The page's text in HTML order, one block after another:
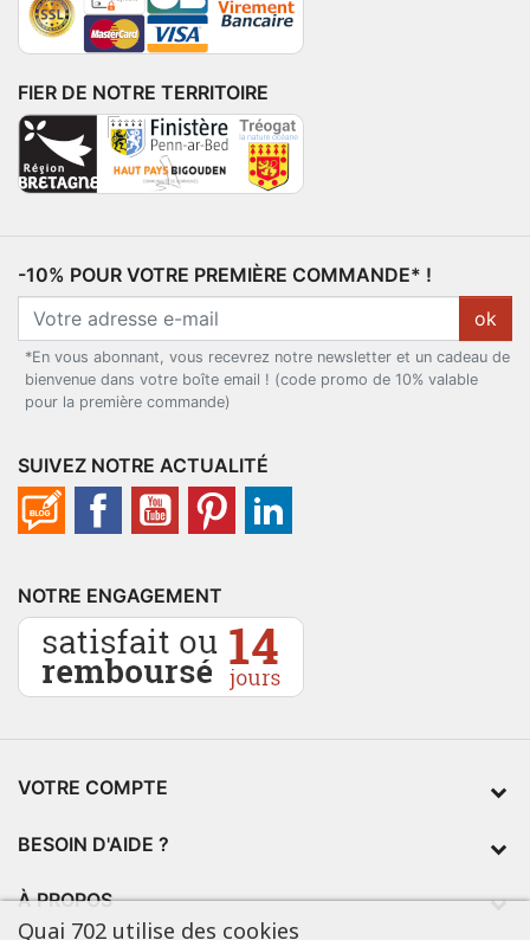
FIER DE NOTRE TERRITOIRE
-10% POUR VOTRE PREMIÈRE COMMANDE* !
ok
*En vous abonnant, vous recevrez notre newsletter et un cadeau de
bienvenue dans votre boîte email ! (code promo de 10% valable
pour la première commande)
SUIVEZ NOTRE ACTUALITÉ
NOTRE ENGAGEMENT
VOTRE COMPTE
BESOIN D'AIDE ?
À PROPOS
Quai 702 utilise des cookies